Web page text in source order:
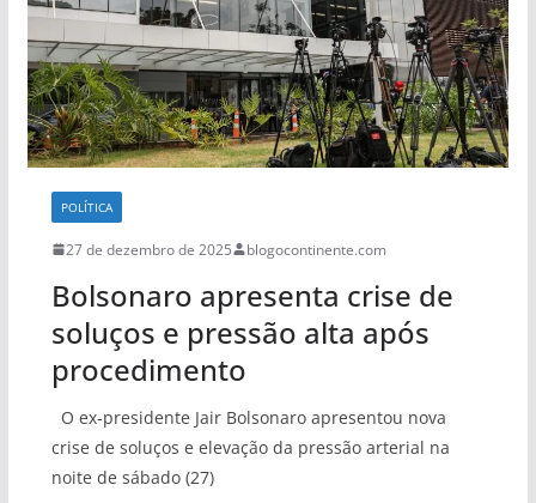
POLÍTICA
27 de dezembro de 2025 blogocontinente.com
Bolsonaro apresenta crise de
soluços e pressão alta após
procedimento
O ex-presidente Jair Bolsonaro apresentou nova
crise de soluços e elevação da pressão arterial na
noite de sábado (27)